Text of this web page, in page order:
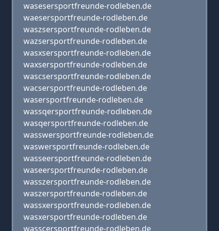
wasesersportfreunde-rodleben.de
waesersportfreunde-rodleben.de
waszsersportfreunde-rodleben.de
wazsersportfreunde-rodleben.de
wasxsersportfreunde-rodleben.de
waxsersportfreunde-rodleben.de
wascsersportfreunde-rodleben.de
wacsersportfreunde-rodleben.de
wasersportfreunde-rodleben.de
wassqersportfreunde-rodleben.de
wasqersportfreunde-rodleben.de
wasswersportfreunde-rodleben.de
waswersportfreunde-rodleben.de
wasseersportfreunde-rodleben.de
waseersportfreunde-rodleben.de
wasszersportfreunde-rodleben.de
waszersportfreunde-rodleben.de
wassxersportfreunde-rodleben.de
wasxersportfreunde-rodleben.de
wasscersportfreunde-rodleben.de